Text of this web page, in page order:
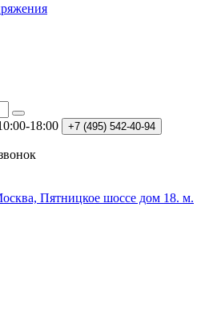
18:00 +7 (495) 542-40-94
Пятницкое шоссе дом 18. м.